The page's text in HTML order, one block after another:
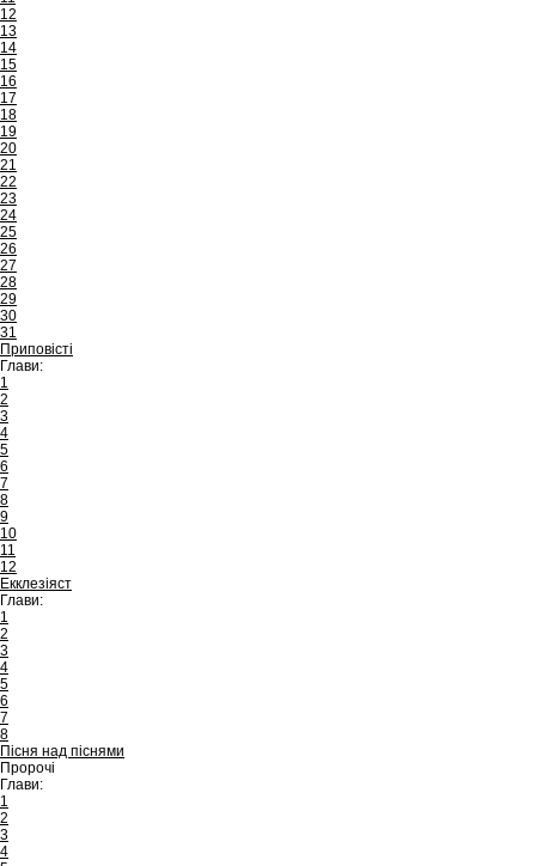
12
13
14
15
16
17
18
19
20
21
22
23
24
25
26
27
28
29
30
31
Приповісті
Глави:
1
2
3
4
5
6
7
8
9
10
11
12
Екклезіяст
Глави:
1
2
3
4
5
6
7
8
Пісня над піснями
Пророчі
Глави:
1
2
3
4